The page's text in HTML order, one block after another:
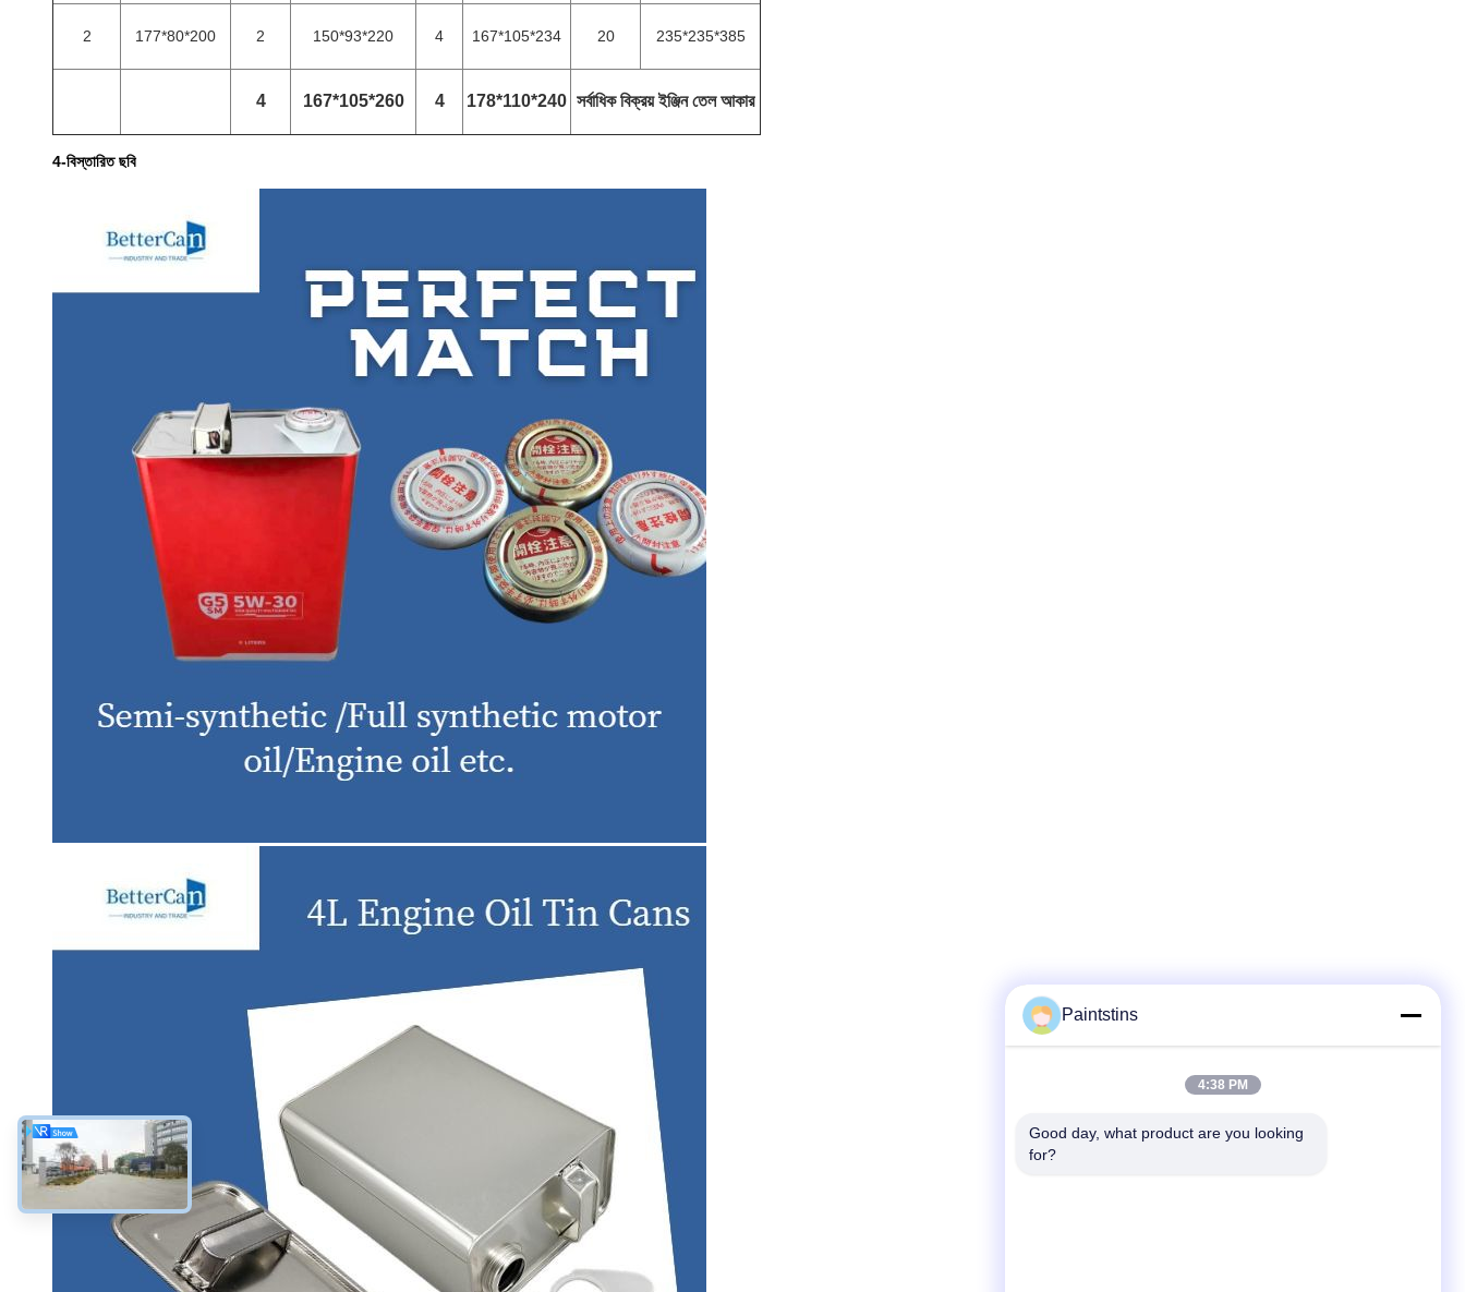
2 177*80*200 2 150*93*220 4 167*105*234 20 235*235*385
4 167*105*260 4 178*110*240 সর্বাধিক বিক্রয় ইঞ্জিন তেল আকার
4-বিস্তারিত ছবি
Paintstins
4:38 PM
Good day, what product are you looking
for?